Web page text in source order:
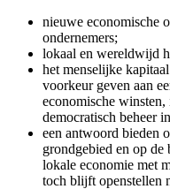
nieuwe economische
ondernemers;
lokaal en wereldwijd
het menselijke
voorkeur geven aan
economische
democratisch beheer
een antwoord bieden
grondgebied en op de
lokale economie met
toch blijft openstellen